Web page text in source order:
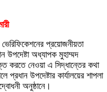
ভেরিফিকেশনের প্রয়োজনীয়তা
উপদেষ্টা অধ্যাপক মুহাম্মদ
করতে নেওয়া এ সিদ্ধান্তের কথা
প্রধান উপদেষ্টার কার্যালয়ের শাপলা
অনুষ্ঠানে।